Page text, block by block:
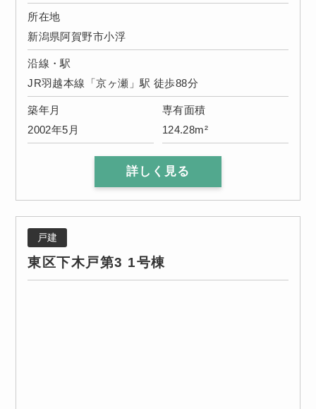
所在地
新潟県阿賀野市小浮
沿線・駅
JR羽越本線「京ヶ瀬」駅 徒歩88分
築年月
2002年5月
専有面積
124.28m²
詳しく見る
戸建
東区下木戸第3 1号棟